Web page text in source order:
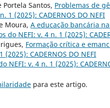
Santos, Problemas de
1 (2025): CADERNOS DO NEFI
Moura, A educação bancária
do NEFI: v. 4 n. 1 (2025):
Formação crítica e
CADERNOS DO NEFI
NEFI: v. 4 n. 1 (2025):
para este artigo.